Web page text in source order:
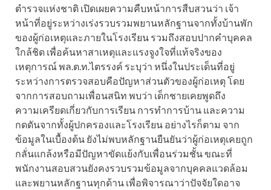
ตำรวจแห่งชาติ เปิดเผยความคืบหน้าการสืบสวนว่า เจ้า
หน้าที่อยู่ระหว่างเร่งรวบรวมพยานหลักฐานจากทั้งบ้านพัก
ของผู้ก่อเหตุและภายในโรงเรียน รวมถึงสอบปากคำบุคคล
ใกล้ชิด เพื่อค้นหาสาเหตุและแรงจูงใจที่แท้จริงของ
เหตุการณ์ พล.ต.ท.ไตรรงค์ ระบุว่า หนึ่งในประเด็นที่อยู่
ระหว่างการตรวจสอบคือปัญหาส่วนตัวของผู้ก่อเหตุ โดย
จากการสอบถามเพื่อนสนิท พบว่า เด็กชายเคยพูดถึง
ความเครียดเกี่ยวกับการเรียน การทำการบ้าน และความ
กดดันจากทั้งผู้ปกครองและโรงเรียน อย่างไรก็ตาม จาก
ข้อมูลในเบื้องต้น ยังไม่พบหลักฐานยืนยันว่าผู้ก่อเหตุเคยถูก
กลั่นแกล้งหรือมีปัญหาขัดแย้งกับเพื่อนร่วมชั้น ขณะที่
พนักงานสอบสวนยังคงรวบรวมข้อมูลจากบุคคลแวดล้อม
และพยานหลักฐานทุกด้าน เพื่อพิจารณาว่าปัจจัยใดอาจ